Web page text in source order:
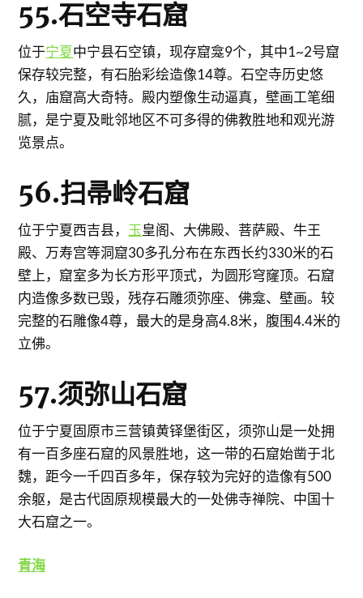
55.石空寺石窟
位于宁夏中宁县石空镇，现存窟龛9个，其中1~2号窟
保存较完整，有石胎彩绘造像14尊。石空寺历史悠
久，庙窟高大奇特。殿内塑像生动逼真，壁画工笔细
腻，是宁夏及毗邻地区不可多得的佛教胜地和观光游
览景点。
56.扫帚岭石窟
位于宁夏西吉县， 玉皇阁、大佛殿、菩萨殿、牛王
殿、万寿宫等洞窟30多孔分布在东西长约330米的石
壁上，窟室多为长方形平顶式，为圆形穹窿顶。石窟
内造像多数已毁，残存石雕须弥座、佛龛、壁画。较
完整的石雕像4尊，最大的是身高4.8米，腹围4.4米的
立佛。
57.须弥山石窟
位于宁夏固原市三营镇黄铎堡街区，须弥山是一处拥
有一百多座石窟的风景胜地，这一带的石窟始凿于北
魏，距今一千四百多年，保存较为完好的造像有500
余躯，是古代固原规模最大的一处佛寺禅院、中国十
大石窟之一。
青海